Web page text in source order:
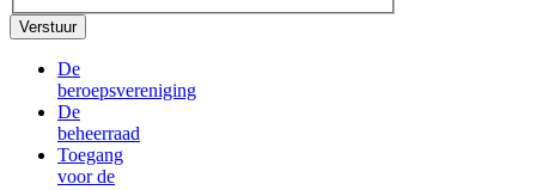
Verstuur
De
beroepsvereniging
De
beheerraad
Toegang
voor de